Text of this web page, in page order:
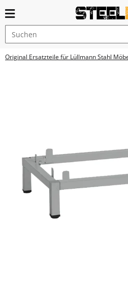
Original Ersatzteile für Lüllmann Stahl